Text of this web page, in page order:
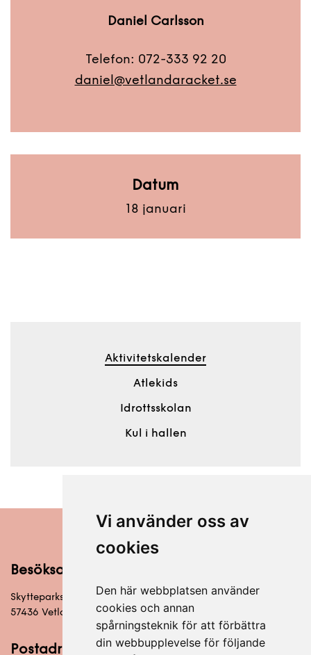
Vi använder oss av
cookies
Den här webbplatsen använder
cookies och annan
spårningsteknik för att förbättra
din webbupplevelse för följande
Daniel Carlsson
Telefon: 072-333 92 20
daniel@vetlandaracket.se
Datum
18 januari
Aktivitetskalender
Atlekids
Idrottsskolan
Kul i hallen
Besöksadress
Skytteparksvägen 6
57436 Vetlanda
Postadress